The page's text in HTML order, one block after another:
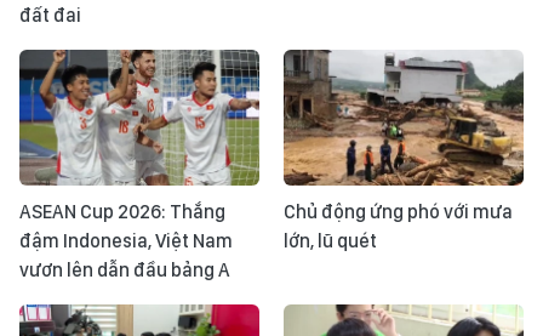
đất đai
ASEAN Cup 2026: Thắng
đậm Indonesia, Việt Nam
vươn lên dẫn đầu bảng A
Chủ động ứng phó với mưa
lớn, lũ quét